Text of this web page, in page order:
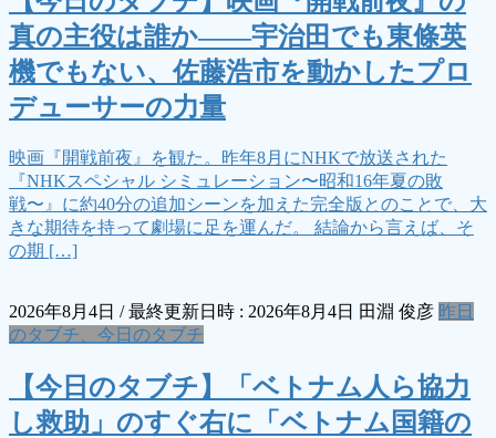
真の主役は誰か――宇治田でも東條英
機でもない、佐藤浩市を動かしたプロ
デューサーの力量
映画『開戦前夜』を観た。昨年8月にNHKで放送された
『NHKスペシャル シミュレーション〜昭和16年夏の敗
戦〜』に約40分の追加シーンを加えた完全版とのことで、大
きな期待を持って劇場に足を運んだ。 結論から言えば、そ
の期 […]
2026年8月4日 / 最終更新日時 : 2026年8月4日 田淵 俊彦 昨日
のタブチ、今日のタブチ
【今日のタブチ】「ベトナム人ら協力
し救助」のすぐ右に「ベトナム国籍の